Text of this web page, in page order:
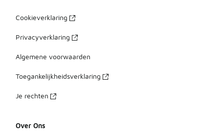
Cookieverklaring
Privacyverklaring
Algemene voorwaarden
Toegankelijkheidsverklaring
Je rechten
Over Ons